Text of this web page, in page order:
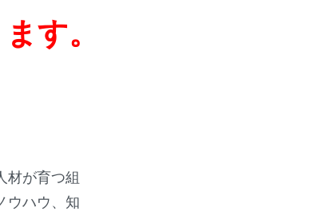
す。
材が育つ組
ウハウ、知